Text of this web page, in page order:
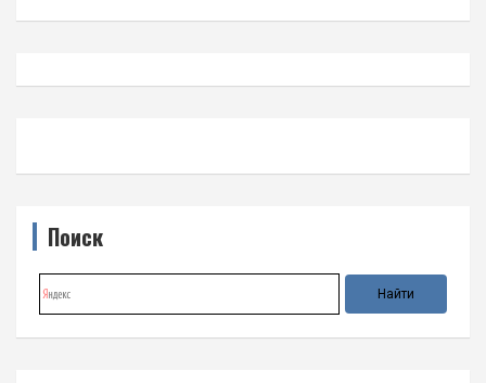
Поиск